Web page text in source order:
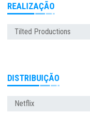
REALIZAÇÃO
Tilted Productions
DISTRIBUIÇÃO
Netflix